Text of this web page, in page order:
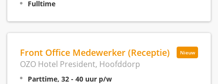
Fulltime
Nieuw
Front Office Medewerker (Receptie)
OZO Hotel President, Hoofddorp
Parttime, 32 - 40 uur p/w